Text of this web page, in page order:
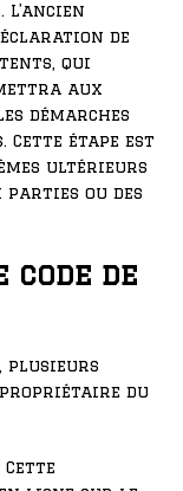
de
qui
aux
démarches
Cette étape est
ultérieurs
ou des
de
, plusieurs
du
Cette